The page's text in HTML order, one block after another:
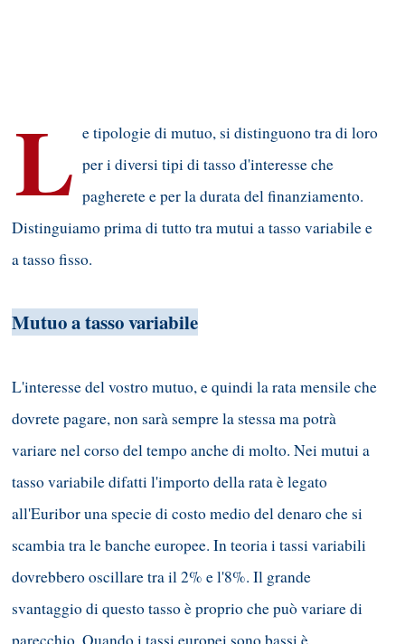
L e tipologie di mutuo, si distinguono tra di loro
per i diversi tipi di tasso d'interesse che
pagherete e per la durata del finanziamento.
Distinguiamo prima di tutto tra mutui a tasso variabile e
a tasso fisso.
Mutuo a tasso variabile
L'interesse del vostro mutuo, e quindi la rata mensile che
dovrete pagare, non sarà sempre la stessa ma potrà
variare nel corso del tempo anche di molto. Nei mutui a
tasso variabile difatti l'importo della rata è legato
all'Euribor una specie di costo medio del denaro che si
scambia tra le banche europee. In teoria i tassi variabili
dovrebbero oscillare tra il 2% e l'8%. Il grande
svantaggio di questo tasso è proprio che può variare di
parecchio. Quando i tassi europei sono bassi è